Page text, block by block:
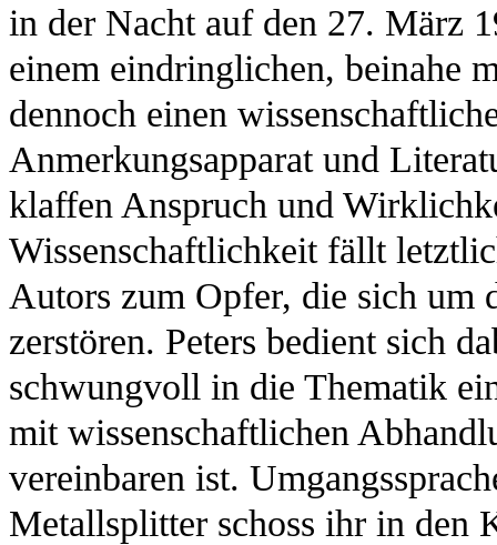
in der Nacht auf den 27. März
einem eindringlichen, beinahe
dennoch einen
Anmerkungsapparat und
klaffen Anspruch und
Wissenschaftlichkeit fällt
Autors zum Opfer, die sich um
zerstören. Peters bedient sich
schwungvoll in die Thematik
mit wissenschaftlichen
vereinbaren ist.
Metallsplitter schoss ihr in